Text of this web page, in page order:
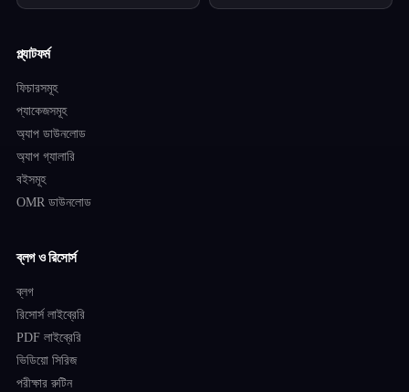
প্ল্যাটফর্ম
ফিচারসমূহ
প্যাকেজসমূহ
অ্যাপ ডাউনলোড
অ্যাপ গ্যালারি
বইসমূহ
OMR ডাউনলোড
ব্লগ ও রিসোর্স
ব্লগ
রিসোর্স লাইব্রেরি
PDF লাইব্রেরি
ভিডিয়ো সিরিজ
পরীক্ষার রুটিন